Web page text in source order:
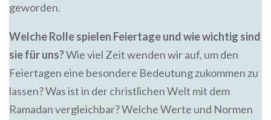
geworden.
Welche Rolle spielen Feiertage und wie wichtig sind
sie für uns?Wie viel Zeit wenden wir auf, um den
Feiertagen eine besondere Bedeutung zukommen zu
lassen? Was ist in der christlichen Welt mit dem
Ramadan vergleichbar? Welche Werte und Normen